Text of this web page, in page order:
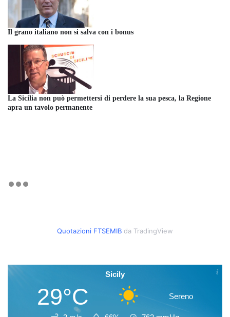
Il grano italiano non si salva con i bonus
La Sicilia non può permettersi di perdere la sua pesca, la Regione
apra un tavolo permanente
Quotazioni FTSEMIB da TradingView
Sicily
29°C Sereno